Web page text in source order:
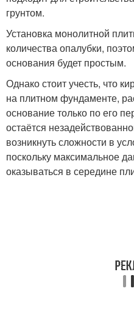
грунтом.
Установка монолитной
количества опалубки,
основания будет простым.
Однако стоит учесть, что
на плитном фундаменте,
основание только по его
остаётся
возникнуть сложности в
поскольку максимальное
оказываться в середине